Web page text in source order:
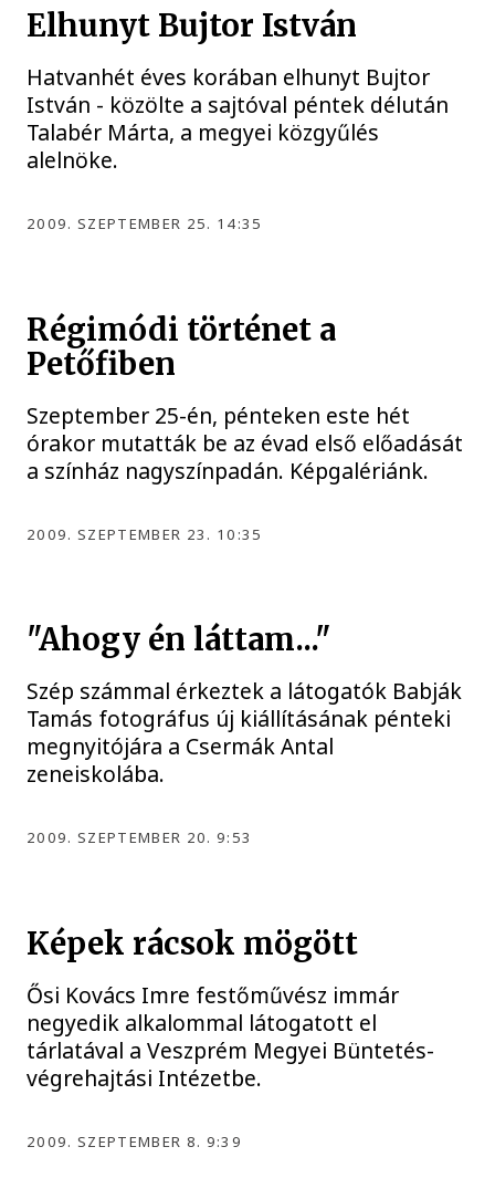
Elhunyt Bujtor István
Hatvanhét éves korában elhunyt Bujtor
István - közölte a sajtóval péntek délután
Talabér Márta, a megyei közgyűlés
alelnöke.
2009. SZEPTEMBER 25. 14:35
Régimódi történet a
Petőfiben
Szeptember 25-én, pénteken este hét
órakor mutatták be az évad első előadását
a színház nagyszínpadán. Képgalériánk.
2009. SZEPTEMBER 23. 10:35
"Ahogy én láttam..."
Szép számmal érkeztek a látogatók Babják
Tamás fotográfus új kiállításának pénteki
megnyitójára a Csermák Antal
zeneiskolába.
2009. SZEPTEMBER 20. 9:53
Képek rácsok mögött
Ősi Kovács Imre festőművész immár
negyedik alkalommal látogatott el
tárlatával a Veszprém Megyei Büntetés-
végrehajtási Intézetbe.
2009. SZEPTEMBER 8. 9:39